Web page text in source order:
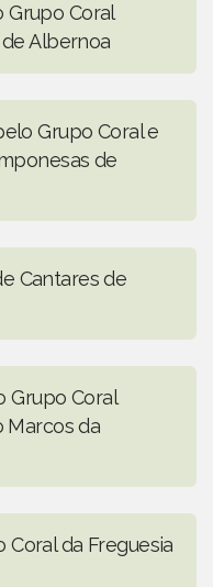
Grupo Coral
Albernoa
Grupo Coral e
de
Cantares de
Grupo Coral
Marcos da
Coral da Freguesia